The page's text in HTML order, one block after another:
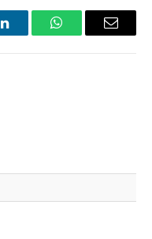
LinkedInWhatsAppEmail